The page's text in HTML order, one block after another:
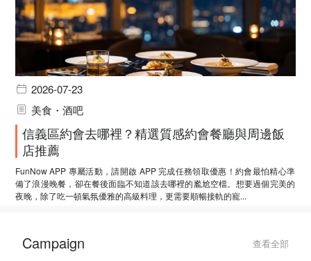
2026-07-23
美食・酒吧
信義區約會去哪裡？精選質感約會餐廳與周邊飯
店推薦
FunNow APP 專屬活動，請開啟 APP 完成任務領取優惠！約會最怕精心準
備了浪漫晚餐，卻在餐後面臨不知道該去哪裡的尷尬空檔。想要過個完美的
夜晚，除了吃一頓氣氛優雅的高級料理，更需要順暢接軌的寵...
Campaign 查看全部